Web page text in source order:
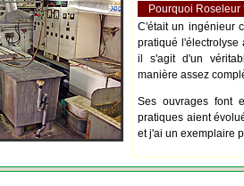
Pourquoi Roseleur
C'était un ingénieur
pratiqué l'électrolyse
il s'agit d'un
manière assez
Ses ouvrages font
pratiques aient
et j'ai un exemplaire